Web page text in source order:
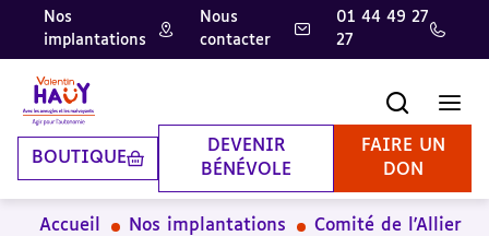
Aller
contenu
principal
Aller
pied
de
page
Aller
la
recherche
Nos
implantations
Nous
contacter
01 44 49 27
27
BOUTIQUE
DEVENIR
BÉNÉVOLE
FAIRE UN
DON
Accueil Nos implantations Comité de l'Allier